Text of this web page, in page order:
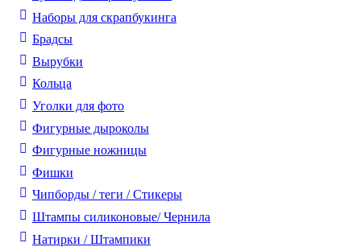
Наборы для скрапбукинга
Брадсы
Вырубки
Кольца
Уголки для фото
Фигурные дыроколы
Фигурные ножницы
Фишки
Чипборды / теги / Стикеры
Штампы силиконовые/ Чернила
Натирки / Штампики